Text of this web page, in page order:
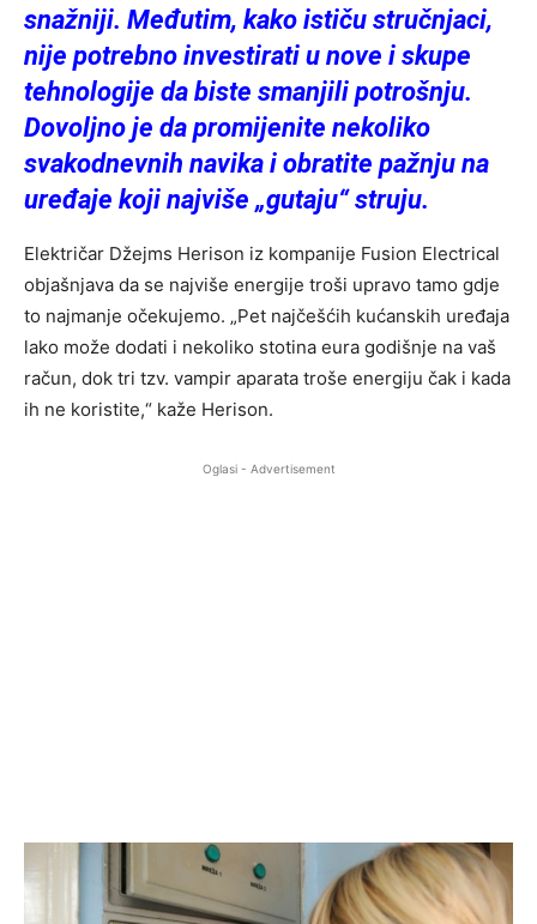
snažniji. Međutim, kako ističu stručnjaci,
nije potrebno investirati u nove i skupe
tehnologije da biste smanjili potrošnju.
Dovoljno je da promijenite nekoliko
svakodnevnih navika i obratite pažnju na
uređaje koji najviše „gutaju“ struju.
Električar Džejms Herison iz kompanije Fusion Electrical
objašnjava da se najviše energije troši upravo tamo gdje
to najmanje očekujemo. „Pet najčešćih kućanskih uređaja
lako može dodati i nekoliko stotina eura godišnje na vaš
račun, dok tri tzv. vampir aparata troše energiju čak i kada
ih ne koristite,“ kaže Herison.
Oglasi - Advertisement